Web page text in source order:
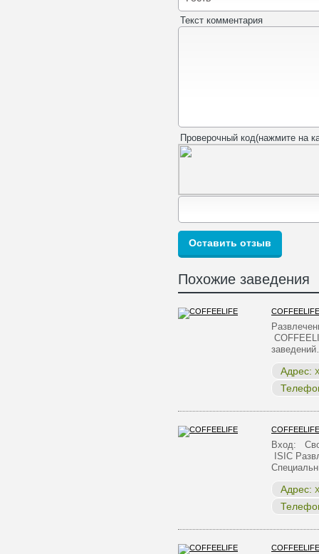
Текст комментария
Проверочный код(нажмите на
Похожие заведения
COFFEELIFE
Адрес:
COFFEELIFE
Вход:
ISIC
Адрес:
COFFEELIFE